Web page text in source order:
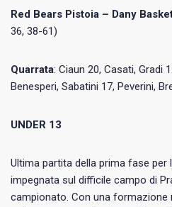
Red Bears Pistoia – Dany
36, 38-61)
Quarrata: Ciaun 20, Casati, Gradi
Benesperi, Sabatini 17, Peverini,
UNDER 13
Ultima partita della prima fase per
impegnata sul difficile campo di
campionato. Con una